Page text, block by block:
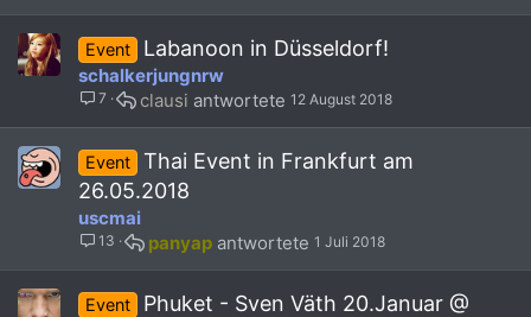
)
Event Labanoon in Düsseldorf!
schalkerjungnrw
7 12 August 2018
clausi
Event
Thai Event in Frankfurt am
26.05.2018
uscmai
13 1 Juli 2018
panyap
Event
Phuket - Sven Väth 20.Januar @